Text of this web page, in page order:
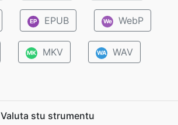
EP EPUB We WebP
MK MKV WA WAV
Valuta stu strumentu